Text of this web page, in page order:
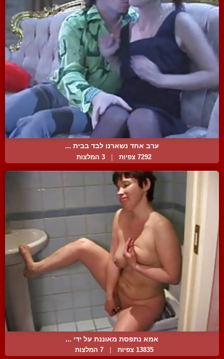
ערב אחד נשארנו לבד בבית ...
7292 צפיות 3 המלצות
אמא נתפסת מאוננת על ידי ...
13835 צפיות 7 המלצות